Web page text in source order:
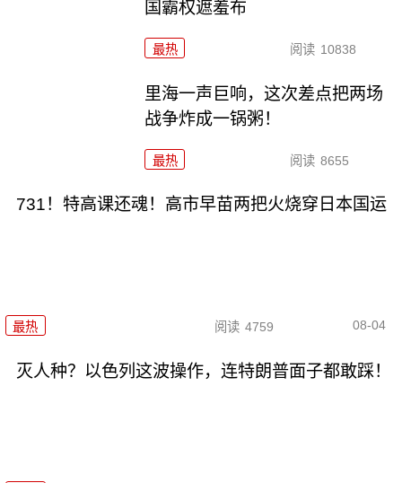
国霸权遮羞布
最热 阅读 10838
里海一声巨响，这次差点把两场
战争炸成一锅粥！
最热 阅读 8655
731！特高课还魂！高市早苗两把火烧穿日本国运
最热 阅读 4759 08-04
灭人种？以色列这波操作，连特朗普面子都敢踩！